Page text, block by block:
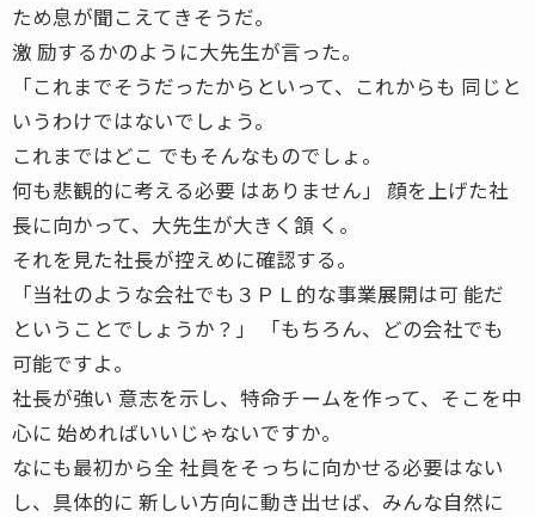
ため息が聞こえてきそうだ。
激 励するかのように大先生が言った。
「これまでそうだったからといって、これからも 同じと
いうわけではないでしょう。
これまではどこ でもそんなものでしょ。
何も悲観的に考える必要 はありません」 顔を上げた社
長に向かって、大先生が大きく頷 く。
それを見た社長が控えめに確認する。
「当社のような会社でも３ＰＬ的な事業展開は可 能だ
ということでしょうか？」 「もちろん、どの会社でも
可能ですよ。
社長が強い 意志を示し、特命チームを作って、そこを中
心に 始めればいいじゃないですか。
なにも最初から全 社員をそっちに向かせる必要はない
し、具体的に 新しい方向に動き出せば、みんな自然に